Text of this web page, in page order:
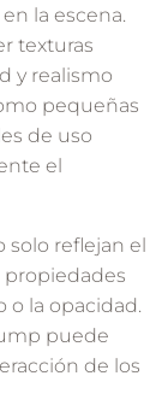
la escena.
texturas
y realismo
pequeñas
de uso
el
solo reflejan el
propiedades
o la opacidad.
puede
de los